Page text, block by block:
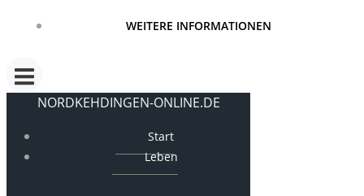
WEITERE INFORMATIONEN
NORDKEHDINGEN-ONLINE.DE
Start
Leben